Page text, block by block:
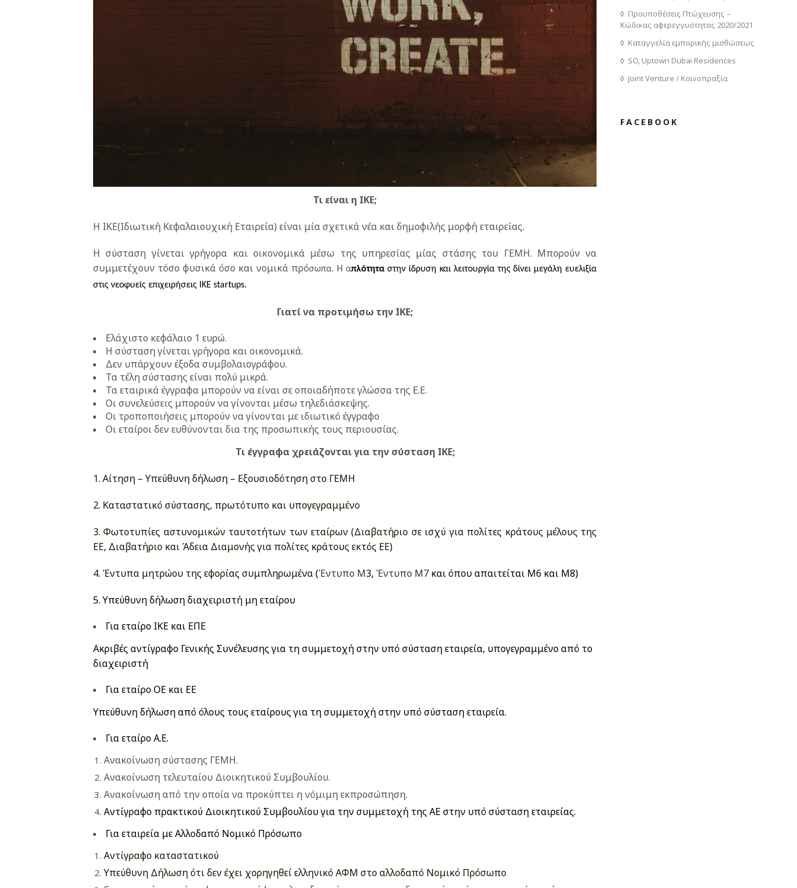
Τι είναι η ΙΚΕ;
Η ΙΚΕ(Ιδιωτική Κεφαλαιουχική Εταιρεία) είναι μία σχετικά νέα και δημοφιλής μορφή εταιρείας.
Η σύσταση γίνεται γρήγορα και οικονομικά μέσω της υπηρεσίας μίας στάσης του ΓΕΜΗ. Μπορούν να
συμμετέχουν τόσο φυσικά όσο και νομικά πρόσωπα. Η απλότητα στην ίδρυση και λειτουργία της δίνει μεγάλη ευελιξία
στις νεοφυείς επιχειρήσεις ΙΚΕ startups.
Γιατί να προτιμήσω την ΙΚΕ;
Ελάχιστο κεφάλαιο 1 ευρώ.
Η σύσταση γίνεται γρήγορα και οικονομικά.
Δεν υπάρχουν έξοδα συμβολαιογράφου.
Τα τέλη σύστασης είναι πολύ μικρά.
Τα εταιρικά έγγραφα μπορούν να είναι σε οποιαδήποτε γλώσσα της Ε.Ε.
Οι συνελεύσεις μπορούν να γίνονται μέσω τηλεδιάσκεψης.
Οι τροποποιήσεις μπορούν να γίνονται με ιδιωτικό έγγραφο
Οι εταίροι δεν ευθύνονται δια της προσωπικής τους περιουσίας.
Τι έγγραφα χρειάζονται για την σύσταση ΙΚΕ;
1. Αίτηση – Υπεύθυνη δήλωση – Εξουσιοδότηση στο ΓΕΜΗ
2. Καταστατικό σύστασης, πρωτότυπο και υπογεγραμμένο
3. Φωτοτυπίες αστυνομικών ταυτοτήτων των εταίρων (Διαβατήριο σε ισχύ για πολίτες κράτους μέλους της
ΕΕ, Διαβατήριο και Άδεια Διαμονής για πολίτες κράτους εκτός ΕΕ)
4. Έντυπα μητρώου της εφορίας συμπληρωμένα(Έντυπο Μ3, Έντυπο Μ7 και όπου απαιτείται Μ6 και Μ8)
5. Υπεύθυνη δήλωση διαχειριστή μη εταίρου
Για εταίρο ΙΚΕ και ΕΠΕ
Ακριβές αντίγραφο Γενικής Συνέλευσης για τη συμμετοχή στην υπό σύσταση εταιρεία, υπογεγραμμένο από το
διαχειριστή
Για εταίρο ΟΕ και ΕΕ
Υπεύθυνη δήλωση από όλους τους εταίρους για τη συμμετοχή στην υπό σύσταση εταιρεία.
Για εταίρο Α.Ε.
Ανακοίνωση σύστασης ΓΕΜΗ.
Ανακοίνωση τελευταίου Διοικητικού Συμβουλίου.
Ανακοίνωση από την οποία να προκύπτει η νόμιμη εκπροσώπηση.
Αντίγραφο πρακτικού Διοικητικού Συμβουλίου για την συμμετοχή της ΑΕ στην υπό σύσταση εταιρείας.
Για εταιρεία με Αλλοδαπό Νομικό Πρόσωπο
Αντίγραφο καταστατικού
Υπεύθυνη Δήλωση ότι δεν έχει χορηγηθεί ελληνικό ΑΦΜ στο αλλοδαπό Νομικό Πρόσωπο
Προυποθέσεις Πτώχευσης –
Κώδικας αφερεγγυότητας 2020/2021
Καταγγελία εμπορικής μισθώσεως
SO, Uptown Dubai Residences
Joint Venture / Κοινοπραξία
FACEBOOK